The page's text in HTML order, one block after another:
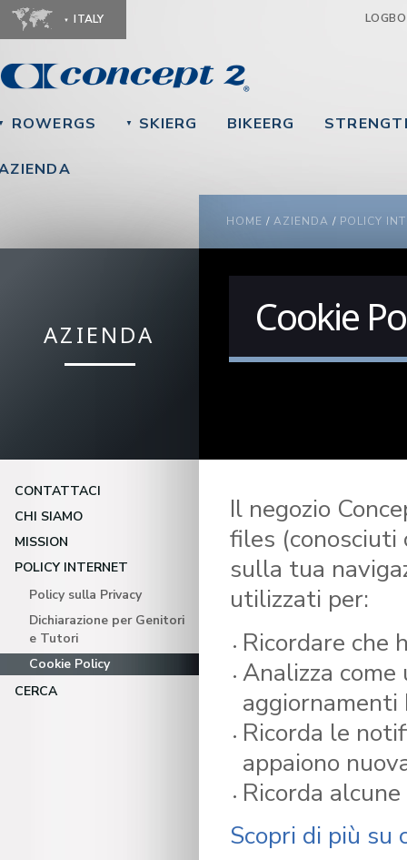
ITALY
ROWERGS ▼ SKIERG BIKEERG
YOU ARE HERE
HOME / AZIENDA / POLICY
AZIENDA
CONTATTACI
CHI SIAMO
MISSION
POLICY INTERNET
Policy sulla Privacy
Dichiarazione per Genitori
e Tutori
Cookie Policy
CERCA
Cookie
Il negozio
files (conosciuti
sulla tua
utilizzati per:
Ricordare che
Analizza
Ricorda le
appaiono
Ricorda
Scopri di più su